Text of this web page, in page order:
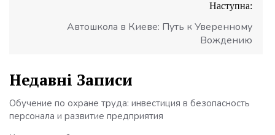
Наступна:
Автошкола в Киеве: Путь к Уверенному
Вождению
Недавні Записи
Обучение по охране труда: инвестиция в безопасность
персонала и развитие предприятия